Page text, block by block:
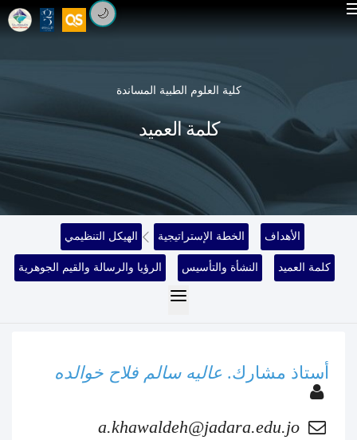
🌙
كلية العلوم الطبية المساندة
كلمة العميد
الهيكل التنظيمي الخطة الإستراتيجية الأهداف
الرؤيا والرسالة والقيم الجوهرية النشأة والتأسيس كلمة العميد
أستاذ مشارك. عاليه سالم فلاح خوالده
a.khawaldeh@jadara.edu.jo